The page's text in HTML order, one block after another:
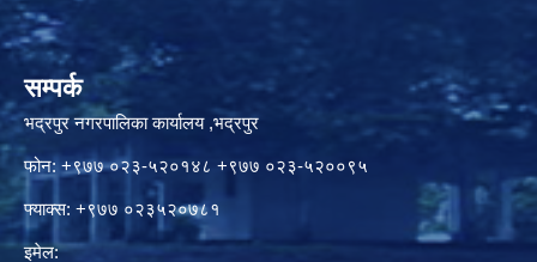
सम्पर्क
भद्रपुर नगरपालिका कार्यालय ,भद्रपुर
फोन: +९७७ ०२३-५२०१४८ +९७७ ०२३-५२००९५
फ्याक्स: +९७७ ०२३५२०७८१
इमेल: